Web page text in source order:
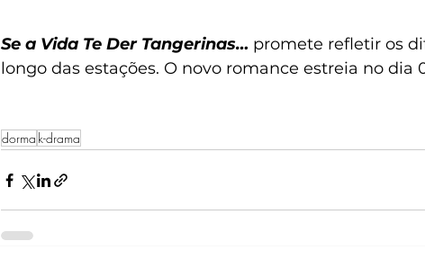
Se a Vida Te Der Tangerinas… promete refletir os
longo das estações. O novo romance estreia no dia
dorma k-drama